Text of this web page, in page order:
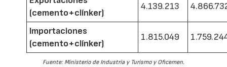
(cemento+clínker)
4.139.213
Importaciones
(cemento+clínker)
1.815.049
Fuente: Ministerio de Industria y Turismo y Oficemen.